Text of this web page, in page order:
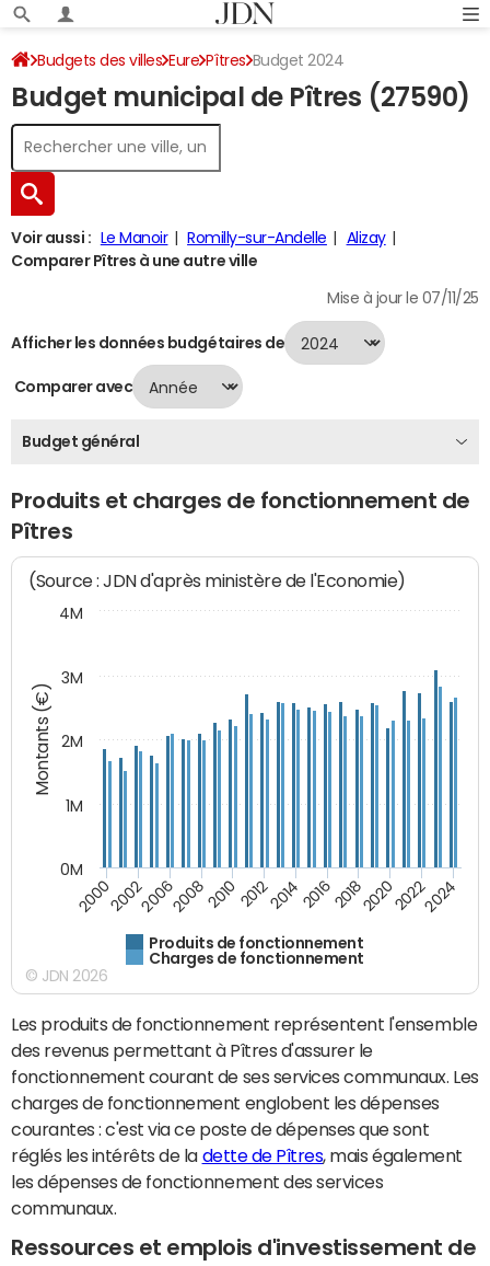
Budgets des villes Eure Pîtres Budget 2024
Budget municipal de Pîtres (27590)
Voir aussi : Le Manoir Romilly-sur-Andelle
Alizay
Comparer Pîtres à une autre ville
Mise à jour le 07/11/25
Afficher les données budgétaires de
Comparer avec
Budget général
Produits et charges de fonctionnement de
Pîtres
Montants (€)
(Source : JDN d'après ministère de l'Economie)
Produits de fonctionnement
Charges de fonctionnement
20002002200620082010 2012201420162018202020222024
0M
1M
2M
3M
4M
© JDN 2026
Les produits de fonctionnement représentent l'ensemble
des revenus permettant à Pîtres d'assurer le
fonctionnement courant de ses services communaux. Les
charges de fonctionnement englobent les dépenses
courantes : c'est via ce poste de dépenses que sont
réglés les intérêts de la dette de Pîtres, mais également
les dépenses de fonctionnement des services
communaux.
Ressources et emplois d'investissement de